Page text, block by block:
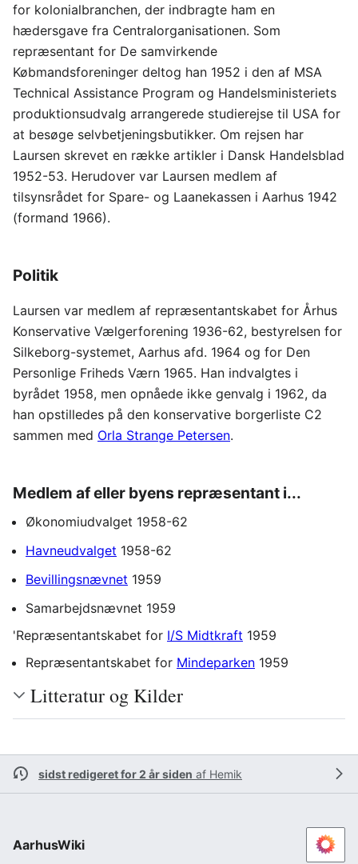
for kolonialbranchen, der indbragte ham en
hædersgave fra Centralorganisationen. Som
repræsentant for De samvirkende
Købmandsforeninger deltog han 1952 i den af MSA
Technical Assistance Program og Handelsministeriets
produktionsudvalg arrangerede studierejse til USA for
at besøge selvbetjeningsbutikker. Om rejsen har
Laursen skrevet en række artikler i Dansk Handelsblad
1952-53. Herudover var Laursen medlem af
tilsynsrådet for Spare- og Laanekassen i Aarhus 1942
(formand 1966).
Politik
Laursen var medlem af repræsentantskabet for Århus
Konservative Vælgerforening 1936-62, bestyrelsen for
Silkeborg-systemet, Aarhus afd. 1964 og for Den
Personlige Friheds Værn 1965. Han indvalgtes i
byrådet 1958, men opnåede ikke genvalg i 1962, da
han opstilledes på den konservative borgerliste C2
sammen med Orla Strange Petersen.
Medlem af eller byens repræsentant i...
Økonomiudvalget 1958-62
Havneudvalget 1958-62
Bevillingsnævnet 1959
Samarbejdsnævnet 1959
'Repræsentantskabet for I/S Midtkraft 1959
Repræsentantskabet for Mindeparken 1959
Litteratur og Kilder
sidst redigeret for 2 år siden af Hemik
AarhusWiki